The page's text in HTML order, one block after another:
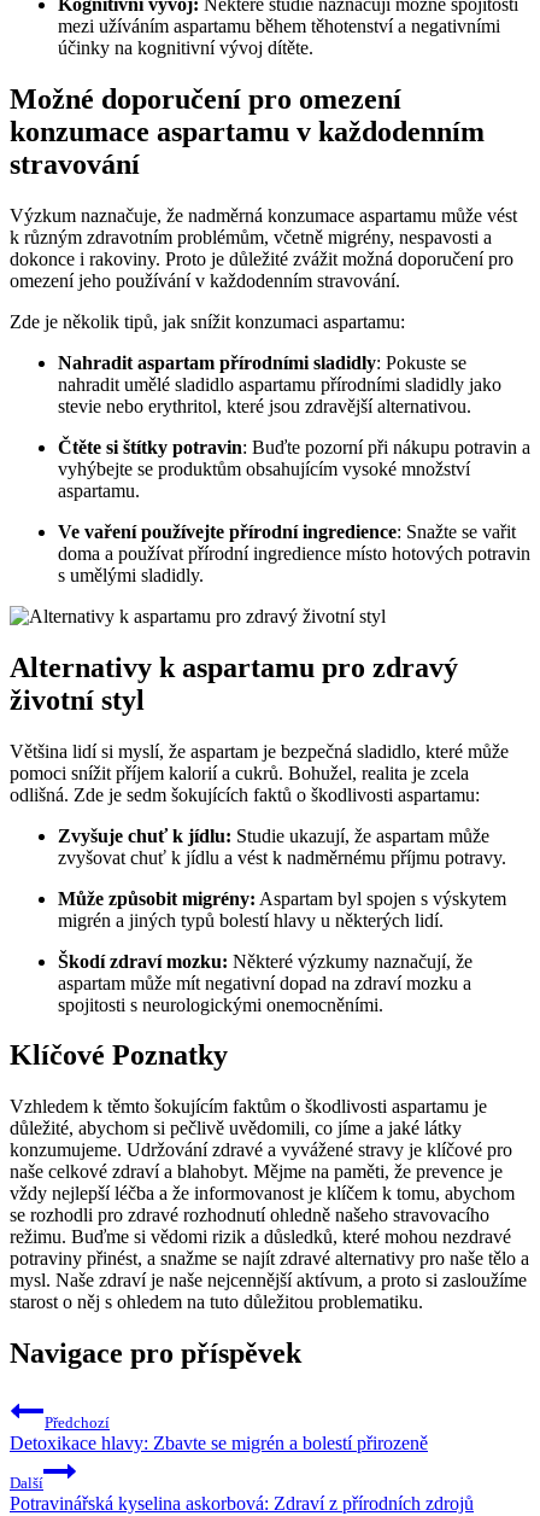
mezi užíváním aspartamu během těhotenství a negativními
účinky na kognitivní vývoj dítěte.
Možné doporučení pro omezení
konzumace aspartamu v každodenním
stravování
Výzkum naznačuje, že nadměrná konzumace aspartamu může vést
k různým zdravotním problémům, včetně migrény, nespavosti a
dokonce i rakoviny. Proto je důležité zvážit možná doporučení pro
omezení jeho používání v každodenním stravování.
Zde je několik tipů, jak snížit konzumaci aspartamu:
Nahradit aspartam přírodními sladidly: Pokuste se
nahradit umělé sladidlo aspartamu přírodními sladidly jako
stevie nebo erythritol, které jsou zdravější alternativou.
Čtěte si štítky potravin: Buďte pozorní při nákupu potravin a
vyhýbejte se produktům obsahujícím vysoké množství
aspartamu.
Ve vaření používejte přírodní ingredience: Snažte se vařit
doma a používat přírodní ingredience místo hotových potravin
s umělými sladidly.
Alternativy k aspartamu pro zdravý
životní styl
Většina lidí si myslí, že aspartam je bezpečná sladidlo, které může
pomoci snížit příjem kalorií a cukrů. Bohužel, realita je zcela
odlišná. Zde je sedm šokujících faktů o škodlivosti aspartamu:
Zvyšuje chuť k jídlu: Studie ukazují, že aspartam může
zvyšovat chuť k jídlu a vést k nadměrnému příjmu potravy.
Může způsobit migrény: Aspartam byl spojen s výskytem
migrén a jiných typů bolestí hlavy u některých lidí.
Škodí zdraví mozku: Některé výzkumy naznačují, že
aspartam může mít negativní dopad na zdraví mozku a
spojitosti s neurologickými onemocněními.
Klíčové Poznatky
Vzhledem k těmto šokujícím faktům o škodlivosti aspartamu je
důležité, abychom si pečlivě uvědomili, co jíme a jaké látky
konzumujeme. Udržování zdravé a vyvážené stravy je klíčové pro
naše celkové zdraví a blahobyt. Mějme na paměti, že prevence je
vždy nejlepší léčba a že informovanost je klíčem k tomu, abychom
se rozhodli pro zdravé rozhodnutí ohledně našeho stravovacího
režimu. Buďme si vědomi rizik a důsledků, které mohou nezdravé
potraviny přinést, a snažme se najít zdravé alternativy pro naše tělo a
mysl. Naše zdraví je naše nejcennější aktívum, a proto si zasloužíme
starost o něj s ohledem na tuto důležitou problematiku.
Navigace pro příspěvek
Předchozí
Detoxikace hlavy: Zbavte se migrén a bolestí přirozeně
Další
Potravinářská kyselina askorbová: Zdraví z přírodních zdrojů